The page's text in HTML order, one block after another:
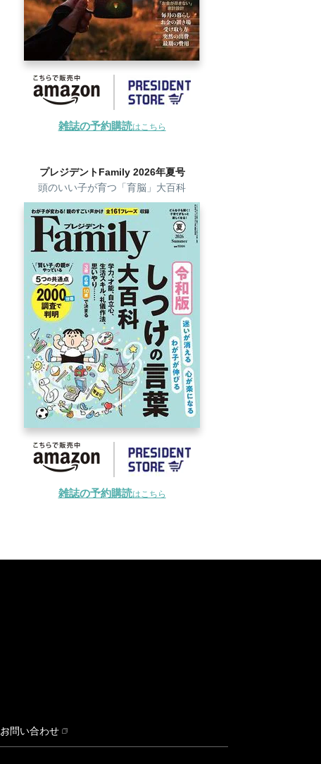
雑誌の予約購読はこちら
プレジデントFamily 2026年夏号
頭のいい子が育つ「育脳」大百科
雑誌の予約購読はこちら
お問い合わせ